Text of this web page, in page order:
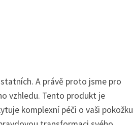
A právě proto jsme pro
vzhledu. Tento produkt je
komplexní péči o vaši pokožku